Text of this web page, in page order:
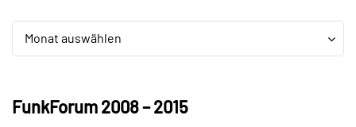
Archiv
Monat auswählen
Archiv
FunkForum 2008 – 2015